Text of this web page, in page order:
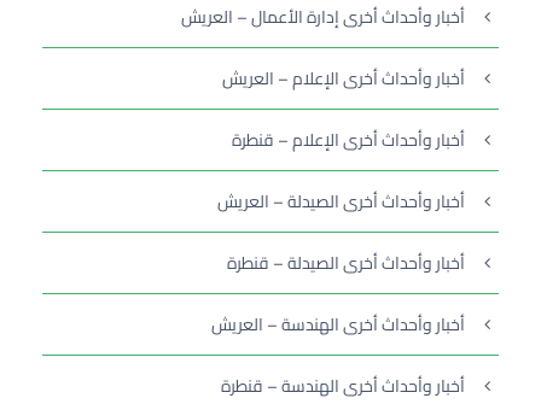
أخبار وأحداث أخرى إدارة الأعمال – العريش
أخبار وأحداث أخرى الإعلام – العريش
أخبار وأحداث أخرى الإعلام – قنطرة
أخبار وأحداث أخرى الصيدلة – العريش
أخبار وأحداث أخرى الصيدلة – قنطرة
أخبار وأحداث أخرى الهندسة – العريش
أخبار وأحداث أخرى الهندسة – قنطرة